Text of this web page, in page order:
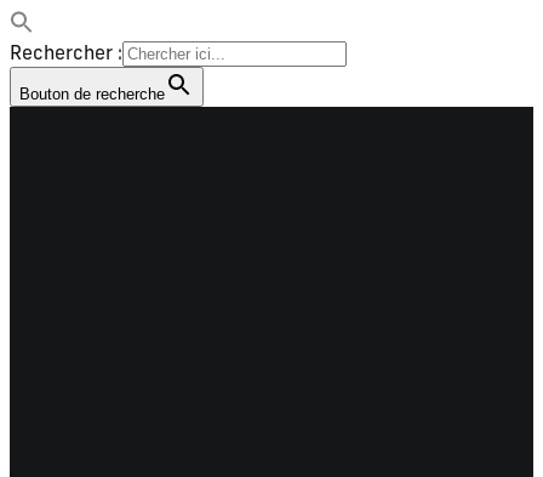
Rechercher :
Bouton de recherche